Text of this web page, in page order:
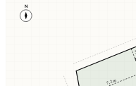
N
7,2 m